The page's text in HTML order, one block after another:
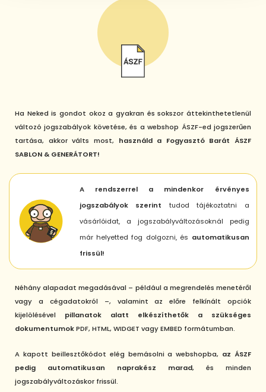
Ha Neked is gondot okoz a gyakran és sokszor áttekinthetetlenül
változó jogszabályok követése, és a webshop ÁSZF-ed jogszerűen
tartása, akkor válts most, használd a Fogyasztó Barát ÁSZF
SABLON & GENERÁTORT!
A rendszerrel a mindenkor érvényes
jogszabályok szerint tudod tájékoztatni a
vásárlóidat, a jogszabályváltozásoknál pedig
már helyetted fog dolgozni, és automatikusan
frissül!
Néhány alapadat megadásával – például a megrendelés menetéről
vagy a cégadatokról –, valamint az előre felkínált opciók
kijelölésével pillanatok alatt elkészíthetők a szükséges
dokumentumokPDF, HTML, WIDGET vagy EMBED formátumban.
A kapott beillesztőkódot elég bemásolni a webshopba, az ÁSZF
pedig automatikusan naprakész marad, és minden
jogszabályváltozáskor frissül.